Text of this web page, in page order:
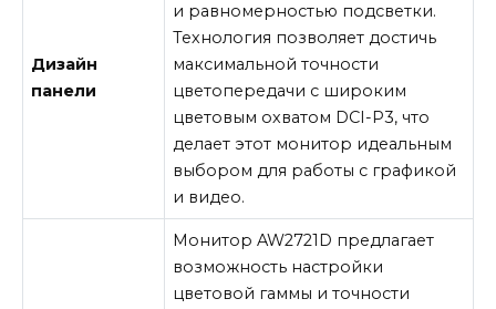
Дизайн
панели
и равномерностью подсветки.
Технология позволяет достичь
максимальной точности
цветопередачи с широким
цветовым охватом DCI-P3, что
делает этот монитор идеальным
выбором для работы с графикой
и видео.
Монитор AW2721D предлагает
возможность настройки
цветовой гаммы и точности